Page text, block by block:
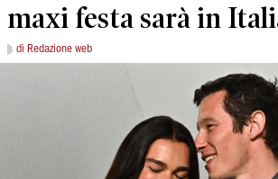
maxi festa sarà in
di Redazione web